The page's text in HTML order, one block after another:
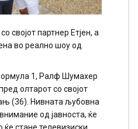
својот партнер Етјен, а
во реално шоу од
1, Ралф Шумахер
олтарот со својот
(36). Нивната љубовна
од јавноста, ќе